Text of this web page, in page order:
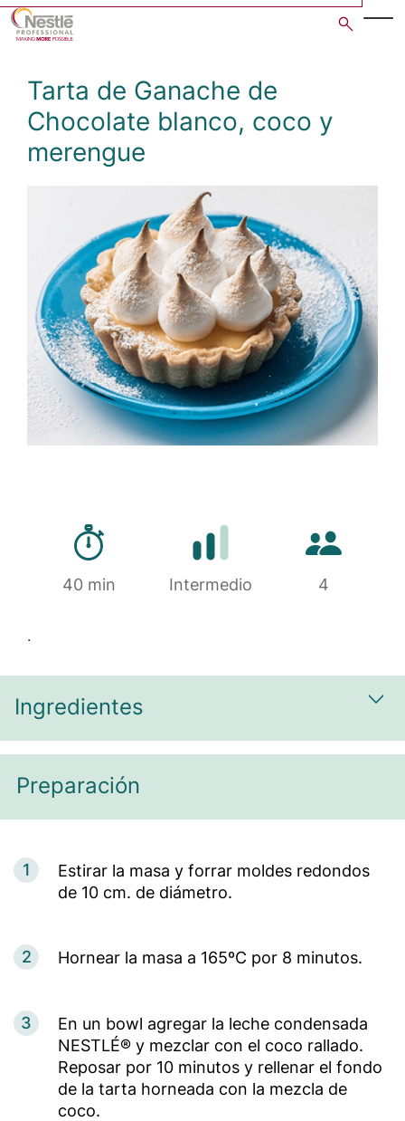
Skip
content
Tarta de Ganache de
Chocolate blanco, coco y
merengue
Open image gallery in
Tiempo de preparación
40 min Dificultad
Intermedio
Cantidad
4
.
Ingredientes
Preparación
1
Estirar la masa y forrar moldes redondos
de 10 cm. de diámetro.
2 Hornear la masa a 165ºC por 8 minutos.
3
En un bowl agregar la leche condensada
NESTLÉ® y mezclar con el coco rallado.
Reposar por 10 minutos y rellenar el fondo
de la tarta horneada con la mezcla de
coco.